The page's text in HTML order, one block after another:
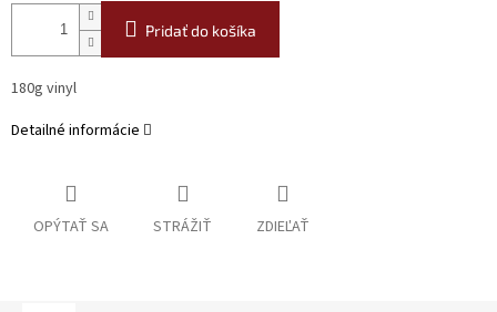
Pridať do košíka
180g vinyl
Detailné informácie
OPÝTAŤ SA STRÁŽIŤ ZDIEĽAŤ